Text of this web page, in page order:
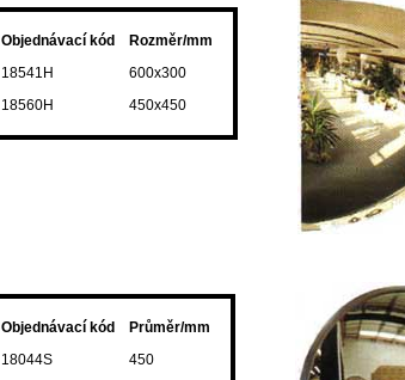
Objednávací kód
Rozměr/mm
18541H
600x300
18560H
450x450
Objednávací kód
Průměr/mm
18044S
450